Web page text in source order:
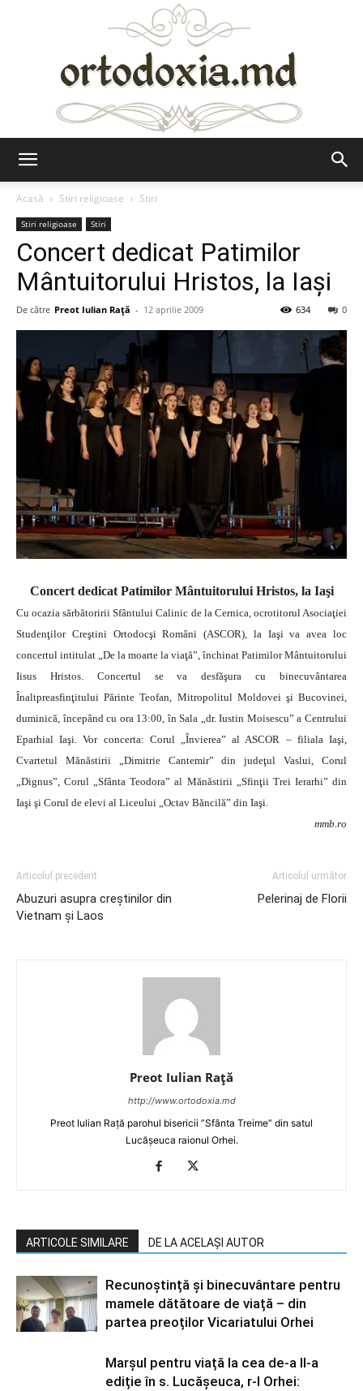
Acasă
Stiri religioase Stiri
Stiri religioase Stiri
Concert dedicat Patimilor
Mântuitorului Hristos, la Iaşi
De către Preot Iulian Raţă - 12 aprilie 2009 0
634
Concert dedicat Patimilor Mântuitorului Hristos, la Iaşi
Cu ocazia sărbătoririi Sfântului Calinic de la Cernica, ocrotitorul Asociaţiei
Studenţilor Creştini Ortodocşi Români (ASCOR), la Iaşi va avea loc
concertul intitulat „De la moarte la viaţă”, închinat Patimilor Mântuitorului
Iisus Hristos. Concertul se va desfăşura cu binecuvântarea
Înaltpreasfinţitului Părinte Teofan, Mitropolitul Moldovei şi Bucovinei,
duminică, începând cu ora 13:00, în Sala „dr. Iustin Moisescu” a Centrului
Eparhial Iaşi. Vor concerta: Corul „Învierea” al ASCOR – filiala Iaşi,
Cvartetul Mănăstirii „Dimitrie Cantemir” din judeţul Vaslui, Corul
„Dignus”, Corul „Sfânta Teodora” al Mănăstirii „Sfinţii Trei Ierarhi” din
Iaşi şi Corul de elevi al Liceului „Octav Băncilă” din Iaşi.
mmb.ro
Articolul precedent
Abuzuri asupra creştinilor din
Vietnam şi Laos
Articolul următor
Pelerinaj de Florii
Preot Iulian Raţă
http://www.ortodoxia.md
Preot Iulian Rață parohul bisericii ”Sfânta Treime” din satul
Lucășeuca raionul Orhei.
ARTICOLE SIMILARE DE LA ACELAȘI AUTOR
Recunoștință și binecuvântare pentru
mamele dătătoare de viață – din
partea preoților Vicariatului Orhei
Marșul pentru viață la cea de-a II-a
ediție în s. Lucășeuca, r-l Orhei: